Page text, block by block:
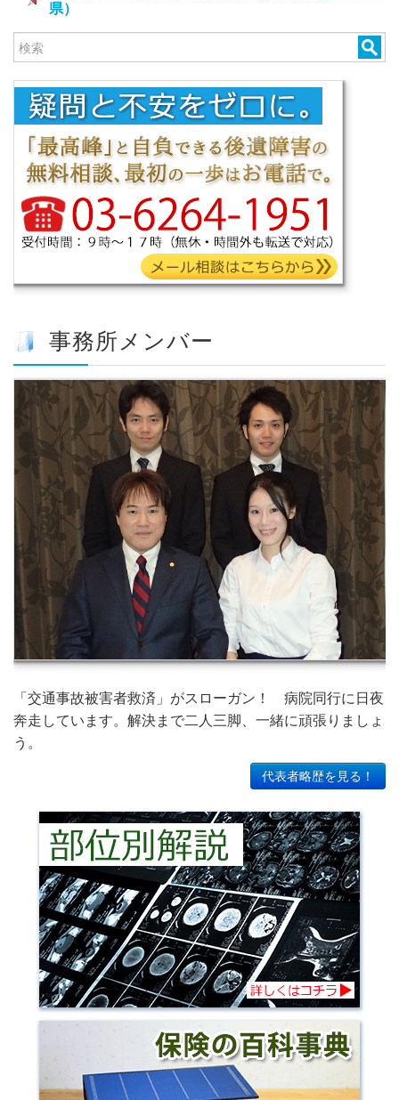
県）
事務所メンバー
「交通事故被害者救済」がスローガン！ 病院同行に日夜
奔走しています。解決まで二人三脚、一緒に頑張りましょ
う。
代表者略歴を見る！